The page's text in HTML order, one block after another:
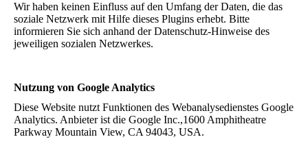
Wir haben keinen Einfluss auf den Umfang der Daten, die das
soziale Netzwerk mit Hilfe dieses Plugins erhebt. Bitte
informieren Sie sich anhand der Datenschutz-Hinweise des
jeweiligen sozialen Netzwerkes.
Nutzung von Google Analytics
Diese Website nutzt Funktionen des Webanalysedienstes Google
Analytics. Anbieter ist die Google Inc.,1600 Amphitheatre
Parkway Mountain View, CA 94043, USA.